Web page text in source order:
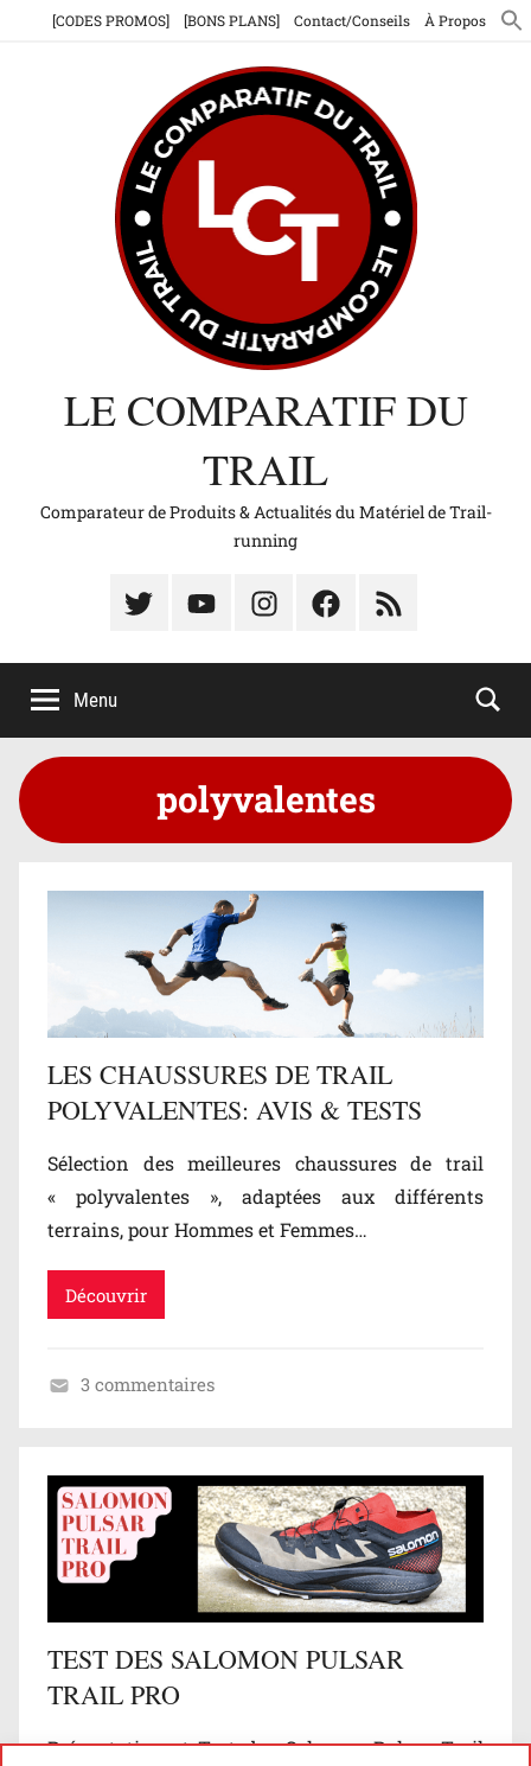
[CODES PROMOS] [BONS PLANS] Contact/Conseils À Propos
LE COMPARATIF DU
TRAIL
Comparateur de Produits & Actualités du Matériel de Trail-
running
Élément
menu
Élément
menu
Élément
menu
Élément
menu
Élément
menu
Menu
polyvalentes
LES CHAUSSURES DE TRAIL
POLYVALENTES: AVIS & TESTS
Sélection des meilleures chaussures de trail
« polyvalentes », adaptées aux différents
terrains, pour Hommes et Femmes…
Découvrir
a
e
s
3 commentaires
TEST DES SALOMON PULSAR
TRAIL PRO
Présentation et Test des Salomon Pulsar Trail